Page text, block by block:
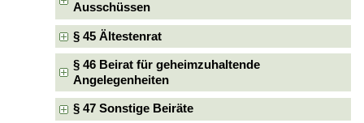
Ausschüssen
§ 45 Ältestenrat
§ 46 Beirat für geheimzuhaltende
Angelegenheiten
§ 47 Sonstige Beiräte